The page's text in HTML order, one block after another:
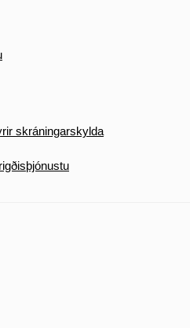
skráningarskylda